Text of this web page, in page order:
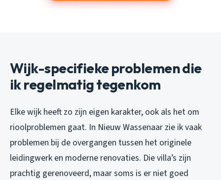
Wijk-specifieke problemen die
ik regelmatig tegenkom
Elke wijk heeft zo zijn eigen karakter, ook als het om
rioolproblemen gaat. In Nieuw Wassenaar zie ik vaak
problemen bij de overgangen tussen het originele
leidingwerk en moderne renovaties. Die villa’s zijn
prachtig gerenoveerd, maar soms is er niet goed